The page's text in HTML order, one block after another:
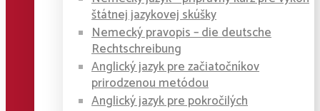
štátnej jazykovej skúšky
Nemecký pravopis – die deutsche
Rechtschreibung
Anglický jazyk pre začiatočníkov
prirodzenou metódou
Anglický jazyk pre pokročilých